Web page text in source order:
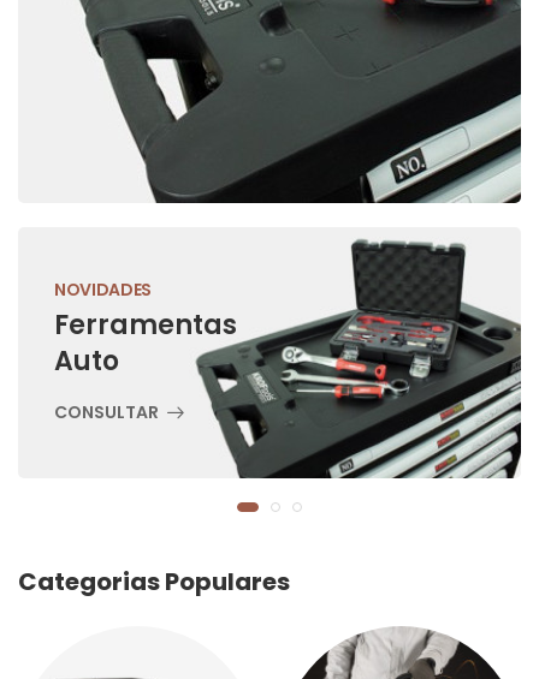
NOVIDADES
Ferramentas
Auto
CONSULTAR
Categorias Populares